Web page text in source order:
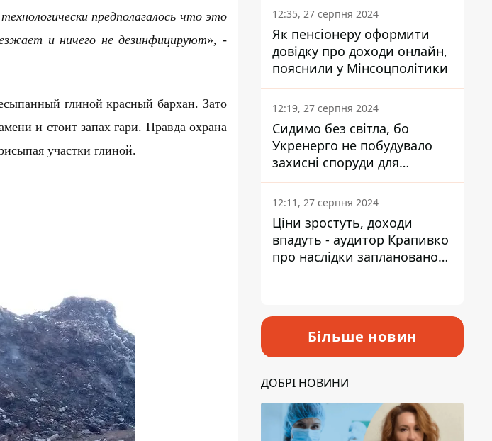
предполагалось что это
и ничего не дезинфицируют», -
глиной красный бархан. Зато
и стоит запах гари. Правда охрана
участки глиной.
12:35, 27 серпня 2024
Як пенсіонеру оформити
довідку про доходи онлайн,
пояснили у Мінсоцполітики
12:19, 27 серпня 2024
Сидимо без світла, бо
Укренерго не побудувало
захисні споруди для
енергетики - нардеп
Кучеренко
12:11, 27 серпня 2024
Ціни зростуть, доходи
впадуть - аудитор Крапивко
про наслідки запланованого
Більше новин
ДОБРІ НОВИНИ